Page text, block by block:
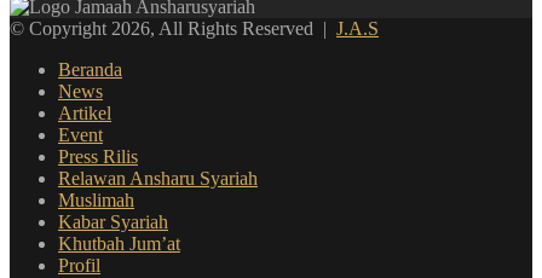
© Copyright 2026, All Rights Reserved | J.A.S
Beranda
News
Artikel
Event
Press Rilis
Relawan Ansharu Syariah
Muslimah
Kabar Syariah
Khutbah Jum’at
Profil